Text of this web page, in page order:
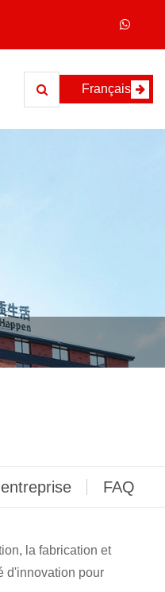
Français
FAQ
la fabrication et
d'innovation pour